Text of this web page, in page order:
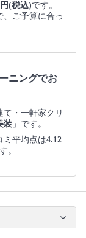
(税込)です。
、ご予算に合っ
ニングでお
て・一軒家クリ
装 」です。
ミ平均点は4.12
。